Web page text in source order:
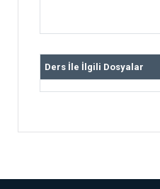
Ders İle İlgili Dosyalar